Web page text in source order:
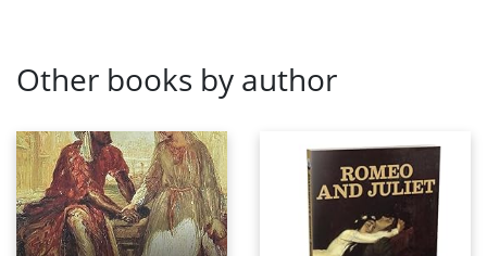
Other books by author